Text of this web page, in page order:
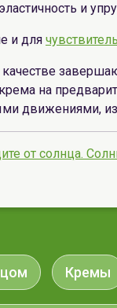
и
и для
на
движениями,
от солнца.
Кремы